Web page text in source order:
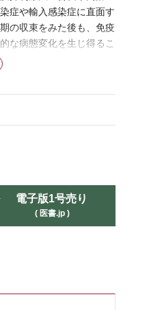
症や輸入感染症に直面す
の収束をみた後も、免疫
な病態変化を生じ得るこ
免疫不全下の管理、ステ
患の概要や疫学、臨床症
一助となれば幸いで
電子版1号売り
( 医書.jp )